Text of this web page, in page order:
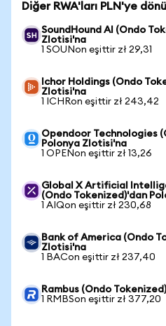
Diğer RWA'ları PLN'ye
SoundHound AI (Ondo
Zlotisi'na
1 SOUNon eşittir zł 29,31
Ichor Holdings (Ondo
Zlotisi'na
1 ICHRon eşittir zł 243,42
Opendoor Technologies
Polonya Zlotisi'na
1 OPENon eşittir zł 13,26
Global X Artificial
(Ondo Tokenized)'dan
1 AIQon eşittir zł 230,68
Bank of America (Ondo
Zlotisi'na
1 BACon eşittir zł 237,40
Rambus (Ondo
1 RMBSon eşittir zł 377,20